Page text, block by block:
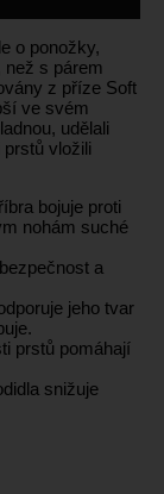
o ponožky,
než s párem
z příze Soft
ve svém
udělali
vložili
bojuje proti
nohám suché
a
jeho tvar
prstů pomáhají
snižuje